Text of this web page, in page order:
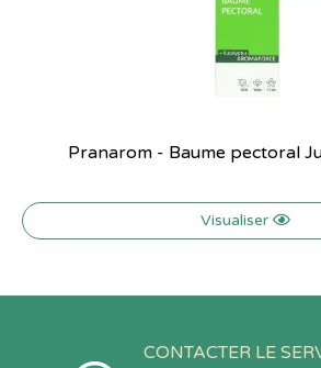
Pranarom - Baume pectoral
Visualiser
CONTACTER LE